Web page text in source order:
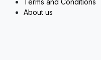
Terms and Conditions
About us